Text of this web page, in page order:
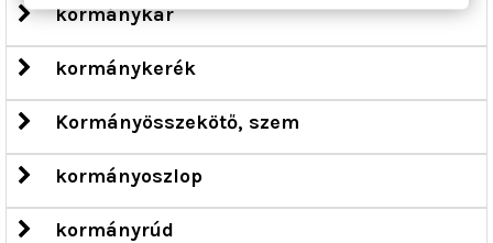
kormánykar
kormánykerék
Kormányösszekötő, szem
kormányoszlop
kormányrúd